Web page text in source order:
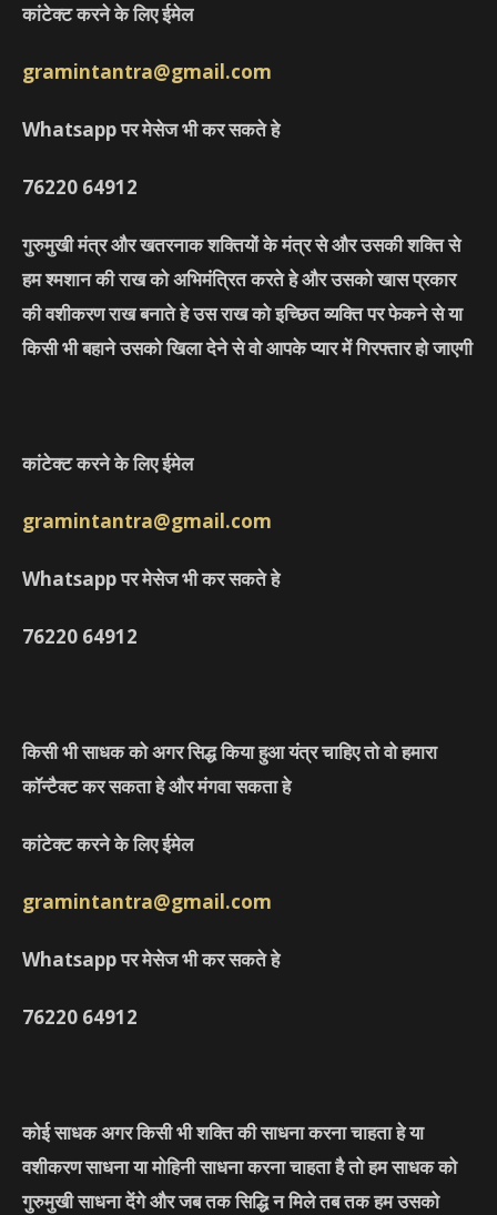
कांटेक्ट करने के लिए ईमेल
gramintantra@gmail.com
Whatsapp पर मेसेज भी कर सकते हे
76220 64912
गुरुमुखी मंत्र और खतरनाक शक्तियों के मंत्र से और उसकी शक्ति से
हम श्मशान की राख को अभिमंत्रित करते हे और उसको खास प्रकार
की वशीकरण राख बनाते हे उस राख को इच्छित व्यक्ति पर फेकने से या
किसी भी बहाने उसको खिला देने से वो आपके प्यार में गिरफ्तार हो जाएगी
कांटेक्ट करने के लिए ईमेल
gramintantra@gmail.com
Whatsapp पर मेसेज भी कर सकते हे
76220 64912
किसी भी साधक को अगर सिद्ध किया हुआ यंत्र चाहिए तो वो हमारा
कॉन्टैक्ट कर सकता हे और मंगवा सकता हे
कांटेक्ट करने के लिए ईमेल
gramintantra@gmail.com
Whatsapp पर मेसेज भी कर सकते हे
76220 64912
कोई साधक अगर किसी भी शक्ति की साधना करना चाहता हे या
वशीकरण साधना या मोहिनी साधना करना चाहता है तो हम साधक को
गुरुमुखी साधना देंगे और जब तक सिद्धि न मिले तब तक हम उसको